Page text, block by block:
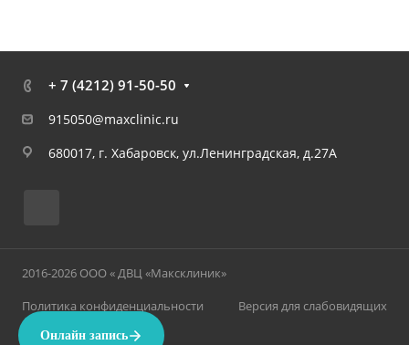
+ 7 (4212) 91-50-50
915050@maxclinic.ru
680017, г. Хабаровск, ул.Ленинградская, д.27А
2016-2026 ООО « ДВЦ «Максклиник»
Политика конфиденциальности
Версия для слабовидящих